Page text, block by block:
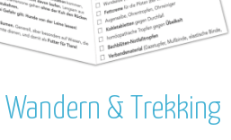
Wandern & Trekking